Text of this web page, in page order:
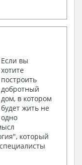
Если вы
хотите
построить
добротный
дом, в котором
будет жить не
одно
который